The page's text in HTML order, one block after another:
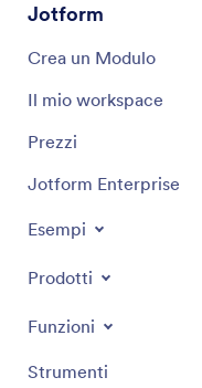
Jotform
Crea un Modulo
Il mio workspace
Prezzi
Jotform Enterprise
Esempi
Prodotti
Funzioni
Strumenti